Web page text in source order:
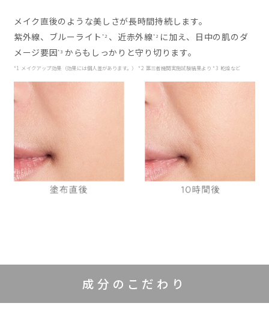
メイク直後のような美しさが長時間持続します。
紫外線、ブルーライト *2 、近赤外線 *2 に加え、日中の肌のダ
メージ要因*3 からもしっかりと守り切ります。
*1 メイクアップ効果（効果には個人差があります。） *2 第三者機関実施試験結果より *3 乾燥など
成分のこだわり